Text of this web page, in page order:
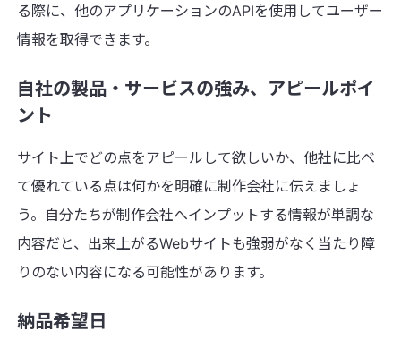
る際に、他のアプリケーションのAPIを使用してユーザー
情報を取得できます。
自社の製品・サービスの強み、アピールポイ
ント
サイト上でどの点をアピールして欲しいか、他社に比べ
て優れている点は何かを明確に制作会社に伝えましょ
う。自分たちが制作会社へインプットする情報が単調な
内容だと、出来上がるWebサイトも強弱がなく当たり障
りのない内容になる可能性があります。
納品希望日